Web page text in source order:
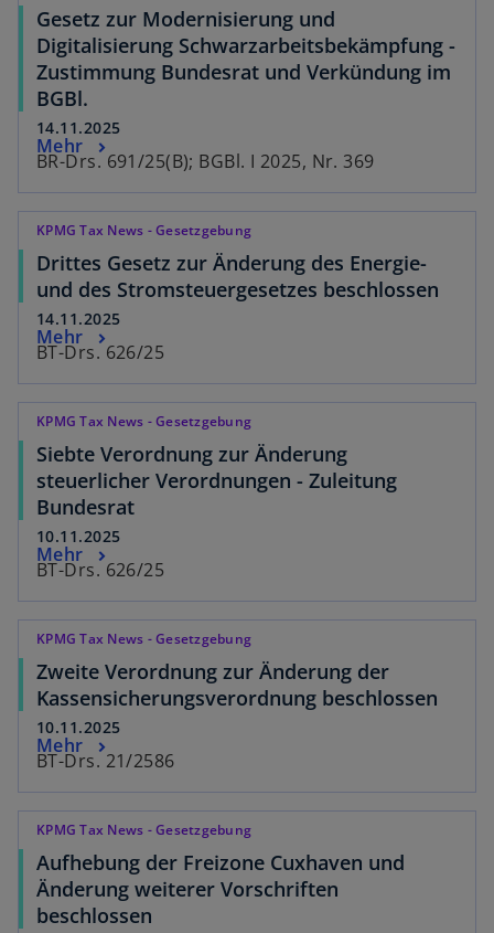
Gesetz zur Modernisierung und
Digitalisierung Schwarzarbeitsbekämpfung -
Zustimmung Bundesrat und Verkündung im
BGBl.
14.11.2025
BR-Drs. 691/25(B); BGBl. I 2025, Nr. 369
Mehr
KPMG Tax News - Gesetzgebung
Drittes Gesetz zur Änderung des Energie-
und des Stromsteuergesetzes beschlossen
14.11.2025
BT-Drs. 626/25
Mehr
KPMG Tax News - Gesetzgebung
Siebte Verordnung zur Änderung
steuerlicher Verordnungen - Zuleitung
Bundesrat
10.11.2025
BT-Drs. 626/25
Mehr
KPMG Tax News - Gesetzgebung
Zweite Verordnung zur Änderung der
Kassensicherungsverordnung beschlossen
10.11.2025
BT-Drs. 21/2586
Mehr
KPMG Tax News - Gesetzgebung
Aufhebung der Freizone Cuxhaven und
Änderung weiterer Vorschriften
beschlossen